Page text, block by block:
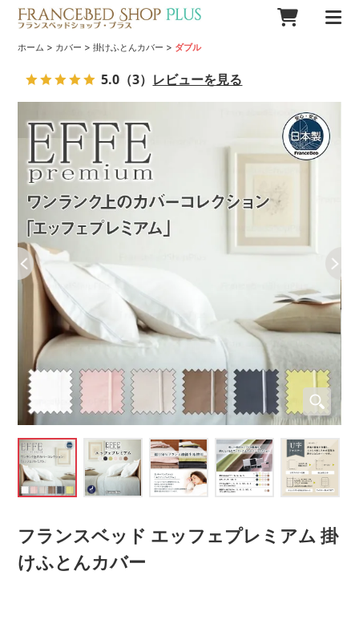
ホーム > カバー >掛けふとんカバー > ダブル
フランスベッド エッフェプレミアム 掛
けふとんカバー
5.0 （3） レビューを見る